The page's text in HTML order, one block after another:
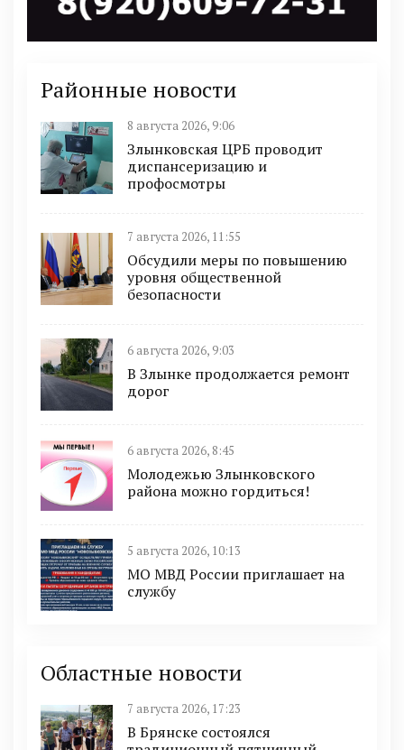
Районные новости
8 августа 2026, 9:06
Злынковская ЦРБ проводит
диспансеризацию и
профосмотры
7 августа 2026, 11:55
Обсудили меры по повышению
уровня общественной
безопасности
6 августа 2026, 9:03
В Злынке продолжается ремонт
дорог
6 августа 2026, 8:45
Молодежью Злынковского
района можно гордиться!
5 августа 2026, 10:13
МО МВД России приглашает на
службу
Областные новости
7 августа 2026, 17:23
В Брянске состоялся